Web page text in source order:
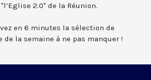
2.0" de la Réunion.
en 6 minutes la sélection de
de la semaine à ne pas manquer !